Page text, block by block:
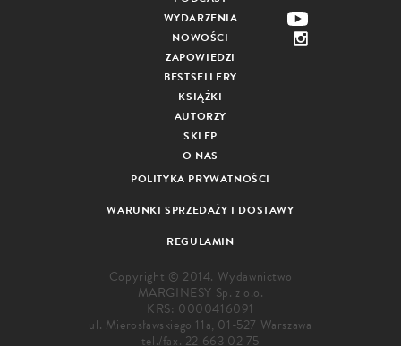
WYDARZENIA
NOWOŚCI
ZAPOWIEDZI
BESTSELLERY
KSIĄŻKI
AUTORZY
SKLEP
O NAS
POLITYKA PRYWATNOŚCI
WARUNKI SPRZEDAŻY I DOSTAWY
REGULAMIN
Copyright © 2014. Wydawnictwo
MARGINESY Sp. z o.o.
KRS: 0000416091
ul. Mierosławskiego 11a, 01-527 Warszawa
tel./fax. 22 663 02 75